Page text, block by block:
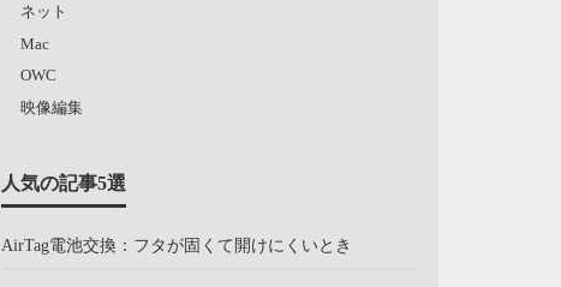
ネット
Mac
OWC
映像編集
人気の記事5選
AirTag電池交換：フタが固くて開けにくいとき